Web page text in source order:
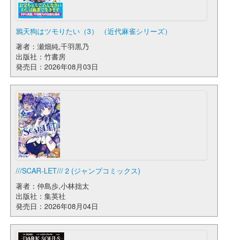
鴉天狗はツモりたい（3） （近代麻雀シリーズ）
著者：瀬畑純,千羽黒乃
出版社：竹書房
発売日：2026年08月03日
///SCAR-LET/// 2 (ジャンプコミックス)
著者：仲島歩,小林拙太
出版社：集英社
発売日：2026年08月04日